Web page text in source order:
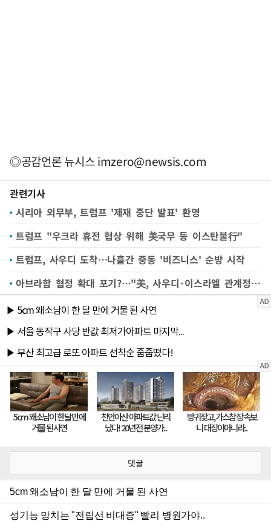
◎공감언론 뉴시스imzero@newsis.com
관련기사
시리아 외무부, 트럼프 '제재 중단 발표' 환영
트럼프 "우크라 휴전 협상 위해 美국무 등 이스탄불行"
트럼프, 사우디 도착…나흘간 중동 '비즈니스' 순방 시작
아브라함 협정 확대 포기?…"美, 사우디·이스라엘 관계정상화 요구 안 해"
댓글